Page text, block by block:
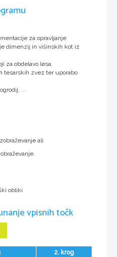
za opravljanje
dimenzij in višinskih kot iz
za obdelavo lesa,
tesarskih zvez ter uporabo
...
ali
obliki
vpisnih točk
2. krog